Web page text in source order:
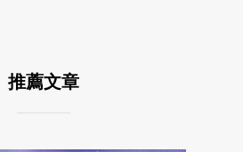
推薦文章